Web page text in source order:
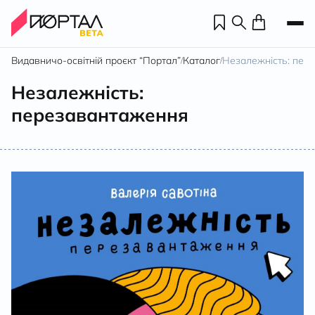
Видавничо-освітній проєкт “Портал”/Каталог/Незалежність:
Незалежність:
перезавантаження